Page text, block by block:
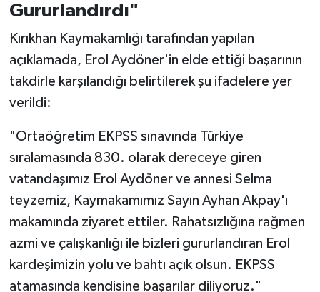
Gururlandırdı"
Kırıkhan Kaymakamlığı tarafından yapılan
açıklamada, Erol Aydöner'in elde ettiği başarının
takdirle karşılandığı belirtilerek şu ifadelere yer
verildi:
"Ortaöğretim EKPSS sınavında Türkiye
sıralamasında 830. olarak dereceye giren
vatandaşımız Erol Aydöner ve annesi Selma
teyzemiz, Kaymakamımız Sayın Ayhan Akpay'ı
makamında ziyaret ettiler. Rahatsızlığına rağmen
azmi ve çalışkanlığı ile bizleri gururlandıran Erol
kardeşimizin yolu ve bahtı açık olsun. EKPSS
atamasında kendisine başarılar diliyoruz."